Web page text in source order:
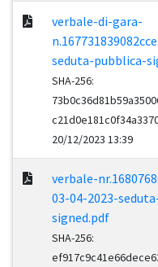
verbale-di-gara-
seduta-pubblica-
SHA-256:
20/12/2023 13:39
verbale-
03-04-2023-
signed.pdf
SHA-256: